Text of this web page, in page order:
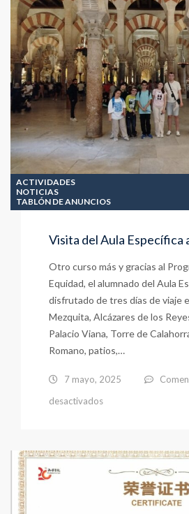
ACTIVIDADES
NOTICIAS
TABLÓN DE ANUNCIOS
Visita del Aula Específica
Otro curso más y gracias al
Equidad, el alumnado del Aula
disfrutado de tres días de viaje
Mezquita, Alcázares de los
Palacio Viana, Torre de
Romano, patios,…
7 mayo, 2025
desactivadosen
Aula
Específica